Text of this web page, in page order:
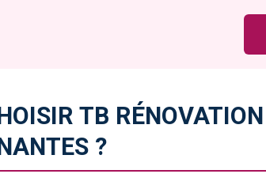
TB
?